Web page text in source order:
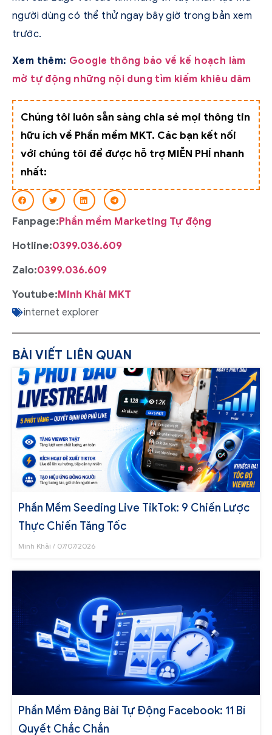
người dùng có thể thử ngay bây giờ trong bản xem
trước.
Xem thêm: Google thông báo về kế hoạch làm
mờ tự động những nội dung tìm kiếm khiêu dâm
Chúng tôi luôn sẵn sàng chia sẻ mọi thông tin
hữu ích về Phần mềm MKT. Các bạn kết nối
với chúng tôi để được hỗ trợ MIỄN PHÍ nhanh
nhất:
Fanpage:Phần mềm Marketing Tự động
Hotline:0399.036.609
Zalo:0399.036.609
Youtube:Minh Khải MKT
internet explorer
BÀI VIẾT LIÊN QUAN
Phần Mềm Seeding Live TikTok: 9 Chiến Lược
Thực Chiến Tăng Tốc
Minh Khải 07/07/2026
Phần Mềm Đăng Bài Tự Động Facebook: 11 Bí
Quyết Chắc Chắn